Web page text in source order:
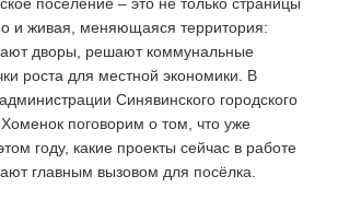
и живая, меняющаяся территория:
дворы, решают коммунальные
роста для местной экономики. В
Синявинского городского
поговорим о том, что уже
году, какие проекты сейчас в работе
главным вызовом для посёлка.